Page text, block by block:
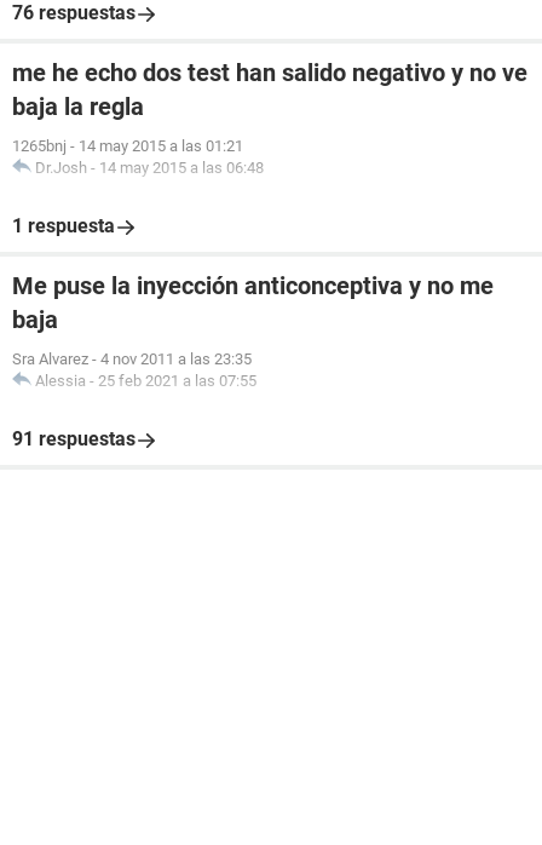
76 respuestas
me he echo dos test han salido negativo y no ve
baja la regla
1265bnj - 14 may 2015 a las 01:21
Dr.Josh - 14 may 2015 a las 06:48
1 respuesta
Me puse la inyección anticonceptiva y no me
baja
Sra Alvarez - 4 nov 2011 a las 23:35
Alessia - 25 feb 2021 a las 07:55
91 respuestas